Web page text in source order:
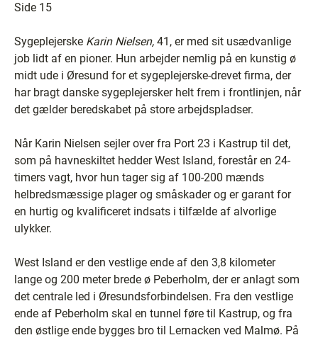
Side 15
Sygeplejerske Karin Nielsen, 41, er med sit usædvanlige
job lidt af en pioner. Hun arbejder nemlig på en kunstig ø
midt ude i Øresund for et sygeplejerske-drevet firma, der
har bragt danske sygeplejersker helt frem i frontlinjen, når
det gælder beredskabet på store arbejdspladser.
Når Karin Nielsen sejler over fra Port 23 i Kastrup til det,
som på havneskiltet hedder West Island, forestår en 24-
timers vagt, hvor hun tager sig af 100-200 mænds
helbredsmæssige plager og småskader og er garant for
en hurtig og kvalificeret indsats i tilfælde af alvorlige
ulykker.
West Island er den vestlige ende af den 3,8 kilometer
lange og 200 meter brede ø Peberholm, der er anlagt som
det centrale led i Øresundsforbindelsen. Fra den vestlige
ende af Peberholm skal en tunnel føre til Kastrup, og fra
den østlige ende bygges bro til Lernacken ved Malmø. På